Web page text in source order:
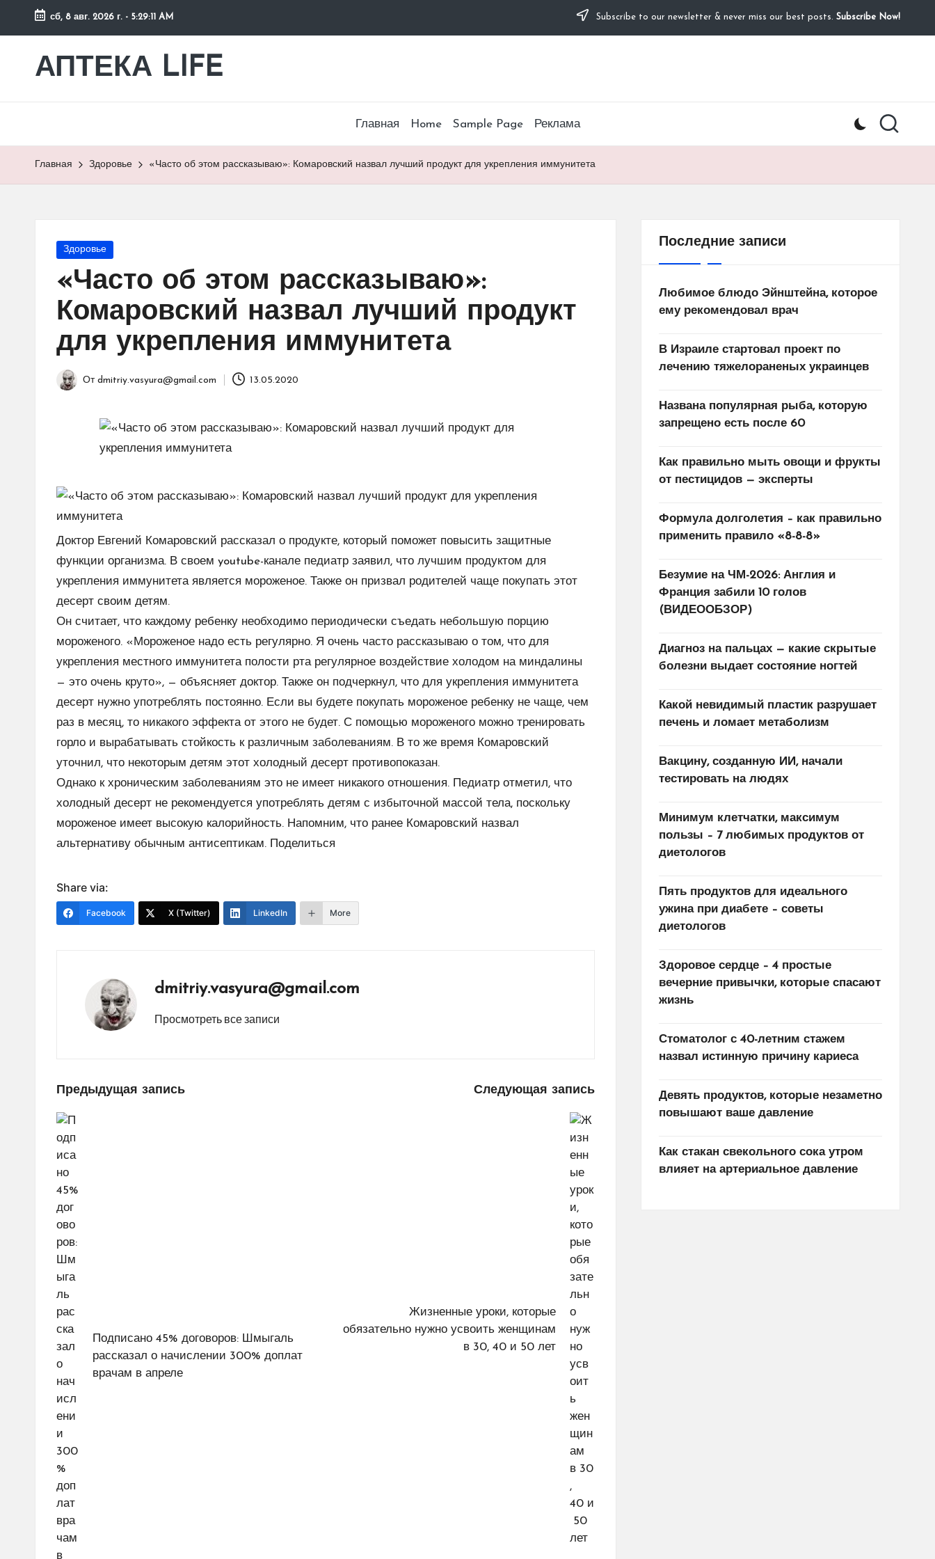
Перейти
содержимому
сб, 8 авг. 2026 г. - 5:29:12 AM Subscribe to our newsletter & never miss our best posts. Subscribe Now!
АПТЕКА LIFE
сайт
Главная Home Sample Page Реклама
Главная Здоровье «Часто об этом рассказываю»: Комаровский назвал лучший продукт для укрепления иммунитета
Опубликовано
Здоровье
«Часто об этом рассказываю»:
Комаровский назвал лучший продукт
для укрепления иммунитета
Запись
От dmitriy.vasyura@gmail.com 13.05.2020
Доктор Евгений Комаровский рассказал о продукте, который поможет повысить защитные
функции организма. В своем youtube-канале педиатр заявил, что лучшим продуктом для
укрепления иммунитета является мороженое. Также он призвал родителей чаще покупать этот
десерт своим детям.
Он считает, что каждому ребенку необходимо периодически съедать небольшую порцию
мороженого. «Мороженое надо есть регулярно. Я очень часто рассказываю о том, что для
укрепления местного иммунитета полости рта регулярное воздействие холодом на миндалины
— это очень круто», — объясняет доктор. Также он подчеркнул, что для укрепления иммунитета
десерт нужно употреблять постоянно. Если вы будете покупать мороженое ребенку не чаще, чем
раз в месяц, то никакого эффекта от этого не будет. С помощью мороженого можно тренировать
горло и вырабатывать стойкость к различным заболеваниям. В то же время Комаровский
уточнил, что некоторым детям этот холодный десерт противопоказан.
Однако к хроническим заболеваниям это не имеет никакого отношения. Педиатр отметил, что
холодный десерт не рекомендуется употреблять детям с избыточной массой тела, поскольку
мороженое имеет высокую калорийность. Напомним, что ранее Комаровский назвал
альтернативу обычным антисептикам. Поделиться
Share via:
Facebook X (Twitter) LinkedIn More
dmitriy.vasyura@gmail.com
Просмотреть все записи
Навигация
по
записям
Предыдущая запись
Подписано 45% договоров: Шмыгаль
рассказал о начислении 300% доплат
врачам в апреле
Следующая запись
Жизненные уроки, которые
обязательно нужно усвоить женщинам
в 30, 40 и 50 лет
Последние записи
Любимое блюдо Эйнштейна, которое
ему рекомендовал врач
В Израиле стартовал проект по
лечению тяжелораненых украинцев
Названа популярная рыба, которую
запрещено есть после 60
Как правильно мыть овощи и фрукты
от пестицидов — эксперты
Формула долголетия – как правильно
применить правило «8-8-8»
Безумие на ЧМ-2026: Англия и
Франция забили 10 голов
(ВИДЕООБЗОР)
Диагноз на пальцах — какие скрытые
болезни выдает состояние ногтей
Какой невидимый пластик разрушает
печень и ломает метаболизм
Вакцину, созданную ИИ, начали
тестировать на людях
Минимум клетчатки, максимум
пользы – 7 любимых продуктов от
диетологов
Пять продуктов для идеального
ужина при диабете – советы
диетологов
Здоровое сердце – 4 простые
вечерние привычки, которые спасают
жизнь
Стоматолог с 40-летним стажем
назвал истинную причину кариеса
Девять продуктов, которые незаметно
повышают ваше давление
Как стакан свекольного сока утром
влияет на артериальное давление